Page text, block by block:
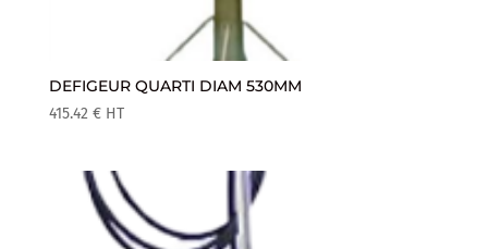
DEFIGEUR QUARTI DIAM 530MM
415.42 € HT